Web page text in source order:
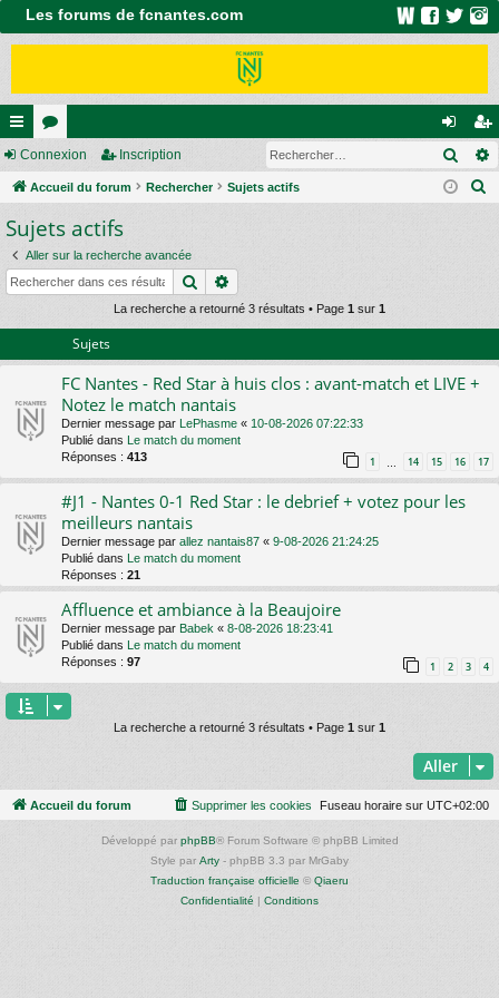
Les forums de fcnantes.com
ac
co
ur
ci
s
or
u
m
s
on
ne
ns
cri
Connexion Inscription
Accueil du forum Rechercher Sujets actifs
c
h
Sujets actifs
Aller sur la recherche avancée
Rechercher
La recherche a retourné 3 résultats • Page 1 sur 1
Sujets
FC Nantes - Red Star à huis clos : avant-match et LIVE +
Notez le match nantais
Dernier message par LePhasme « 10-08-2026 07:22:33
Publié dans Le match du moment
Réponses : 413 1 … 14 15 16 17
#J1 - Nantes 0-1 Red Star : le debrief + votez pour les
meilleurs nantais
Dernier message par allez nantais87 « 9-08-2026 21:24:25
Publié dans
Le match du moment
Réponses : 21
Affluence et ambiance à la Beaujoire
Dernier message par Babek « 8-08-2026 18:23:41
Publié dans
Le match du moment
Réponses : 97 1 2 3 4
La recherche a retourné 3 résultats • Page 1 sur 1
Aller
Accueil du forum Fuseau horaire sur UTC+02:00
Supprimer les cookies
Développé par phpBB® Forum Software © phpBB Limited
Style par Arty - phpBB 3.3 par MrGaby
Traduction française officielle © Qiaeru
Confidentialité | Conditions